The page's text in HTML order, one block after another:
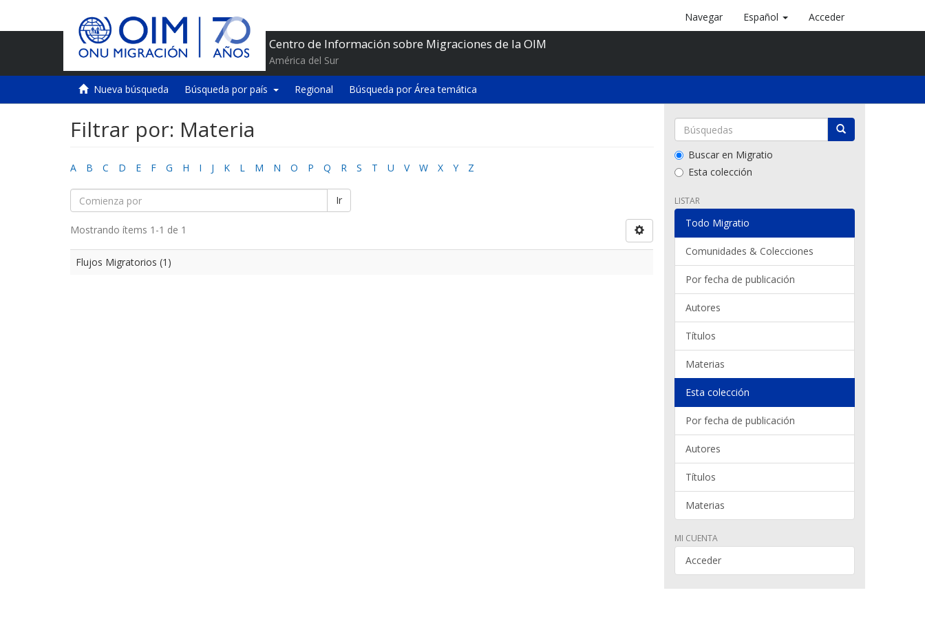
Centro de Información sobre Migraciones de la OIM
América del Sur
Navegar Español Acceder
Nueva búsqueda Búsqueda por país Regional Búsqueda por Área temática
Filtrar por: Materia
A B C D E F G H I J K L M N O P Q R S T U V W X Y Z
Ir
Mostrando ítems 1-1 de 1
Flujos Migratorios (1)
Buscar en Migratio
Esta colección
LISTAR
Todo Migratio
Comunidades & Colecciones
Por fecha de publicación
Autores
Títulos
Materias
Esta colección
Por fecha de publicación
Autores
Títulos
Materias
MI CUENTA
Acceder